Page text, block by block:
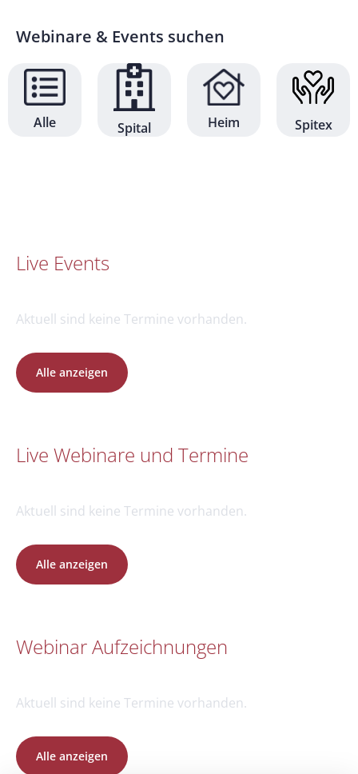
Webinare & Events suchen
Alle Spital Heim Spitex
Live Events
Aktuell sind keine Termine vorhanden.
Alle anzeigen
Live Webinare und Termine
Aktuell sind keine Termine vorhanden.
Alle anzeigen
Webinar Aufzeichnungen
Aktuell sind keine Termine vorhanden.
Alle anzeigen